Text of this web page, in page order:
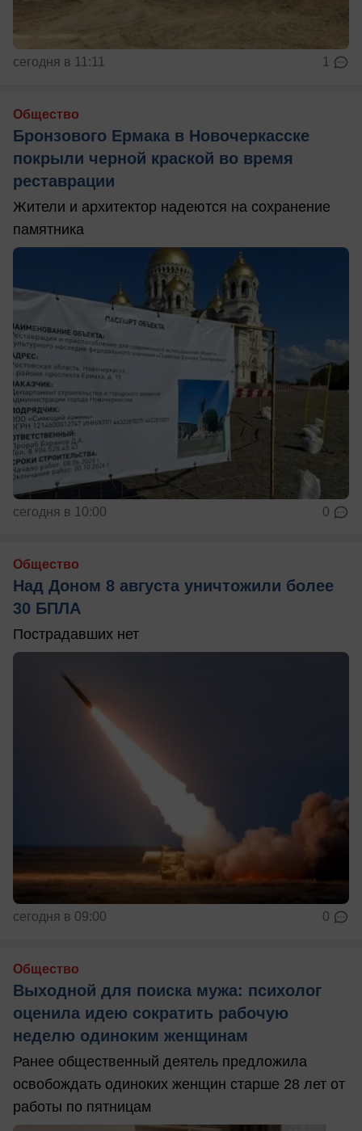
сегодня в 11:11 1
Общество
Бронзового Ермака в Новочеркасске
покрыли черной краской во время
реставрации
Жители и архитектор надеются на сохранение
памятника
сегодня в 10:00 0
Общество
Над Доном 8 августа уничтожили более
30 БПЛА
Пострадавших нет
сегодня в 09:00 0
Общество
Выходной для поиска мужа: психолог
оценила идею сократить рабочую
неделю одиноким женщинам
Ранее общественный деятель предложила
освобождать одиноких женщин старше 28 лет от
работы по пятницам